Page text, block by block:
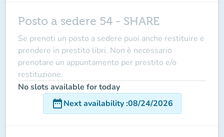
Posto a sedere 54 - SHARE
Se prenoti un posto a sedere puoi anche restituire e
prendere in prestito libri. Non è necessario
prenotare un appuntamento per prestito e/o
restituzione.
No slots available for today
date_rangeNext availability:08/24/2026